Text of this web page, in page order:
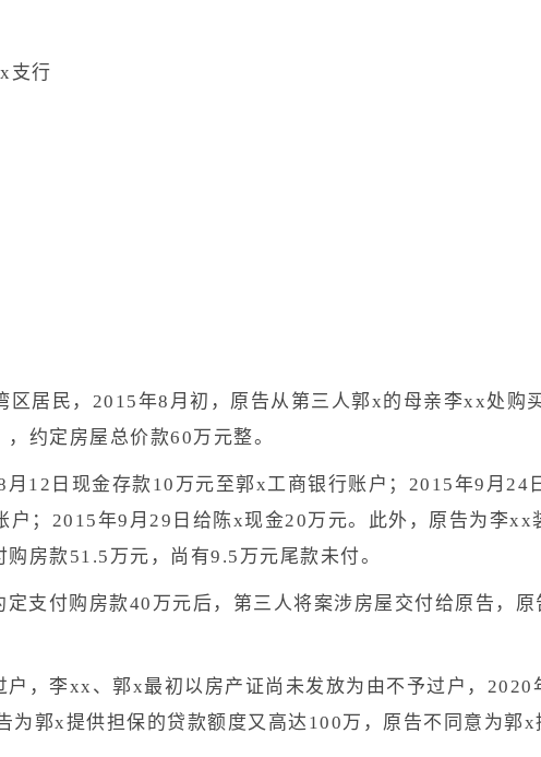
支行
区居民，2015年8月初，原告从第三人郭x的母亲李xx处购
约定房屋总价款60万元整。
12日现金存款10万元至郭x工商银行账户；2015年9月
户；2015年9月29日给陈x现金20万元。此外，原告为李
房款51.5万元，尚有9.5万元尾款未付。
支付购房款40万元后，第三人将案涉房屋交付给原告，
户，李xx、郭x最初以房产证尚未发放为由不予过户，
为郭x提供担保的贷款额度又高达100万，原告不同意为郭x